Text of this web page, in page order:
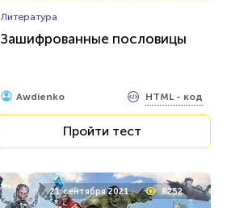
Литература
Зашифрованные пословицы
Awdienko HTML - код
Пройти тест
21 сентября 2021 8252